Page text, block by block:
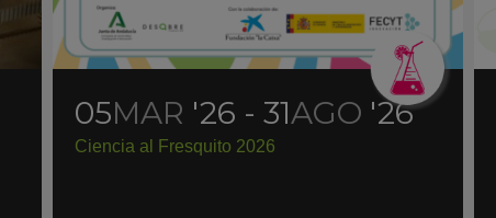
05MAR '26 - 31AGO '26
Ciencia al Fresquito 2026